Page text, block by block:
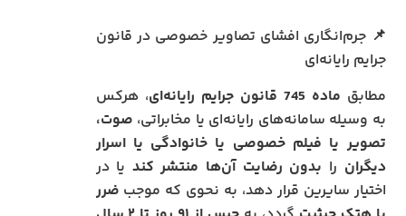
📌 جرم‌انگاری افشای تصاویر خصوصی در قانون
جرایم رایانه‌ای
مطابق ماده 745 قانون جرایم رایانه‌ای
، هرکس
به وسیله سامانه‌های رایانه‌ای یا مخابراتی، صوت،
تصویر یا فیلم خصوصی یا خانوادگی یا اسرار
دیگران را بدون رضایت آن‌ها منتشر کند یا در
اختیار سایرین قرار دهد، به نحوی که موجب ضرر